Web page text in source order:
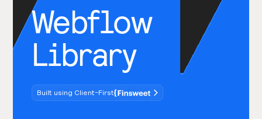
Webflow
Library
Built using Client-First